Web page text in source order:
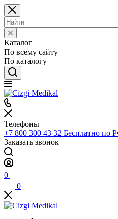
Каталог
По всему сайту
По каталогу
Телефоны
+7 800 300 43 32 Бесплатно по
Заказать звонок
0
0